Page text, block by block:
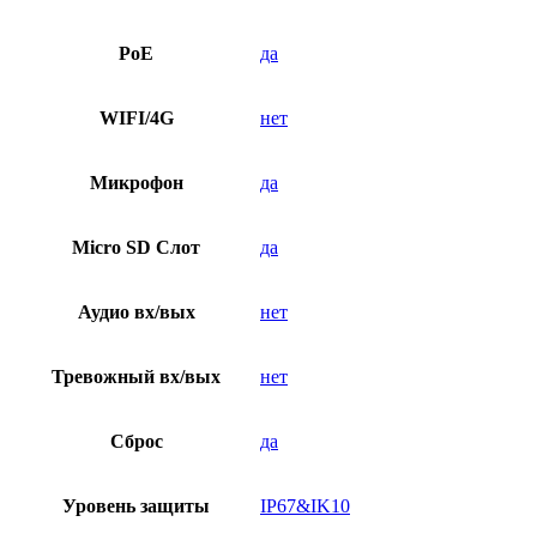
PoE да
WIFI/4G нет
Микрофон да
Micro SD Слот да
Аудио вх/вых нет
Тревожный вх/вых нет
Сброс да
Уровень защиты IP67&IK10